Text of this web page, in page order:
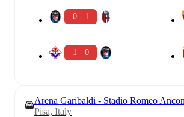
0 - 1
1 - 0
Arena Garibaldi - Stadio Romeo
Pisa, Italy